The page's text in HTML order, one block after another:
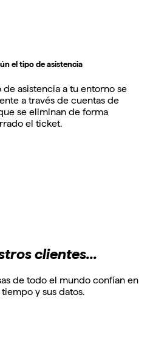
el tipo de asistencia
asistencia a tu entorno se
a través de cuentas de
se eliminan de forma
el ticket.
clientes...
de todo el mundo confían en
y sus datos.